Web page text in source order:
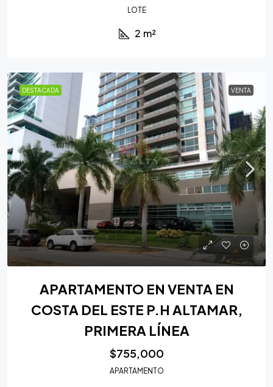
LOTE
2 m²
DESTACADA VENTA
APARTAMENTO EN VENTA EN
COSTA DEL ESTE P.H ALTAMAR,
PRIMERA LÍNEA
$755,000
APARTAMENTO